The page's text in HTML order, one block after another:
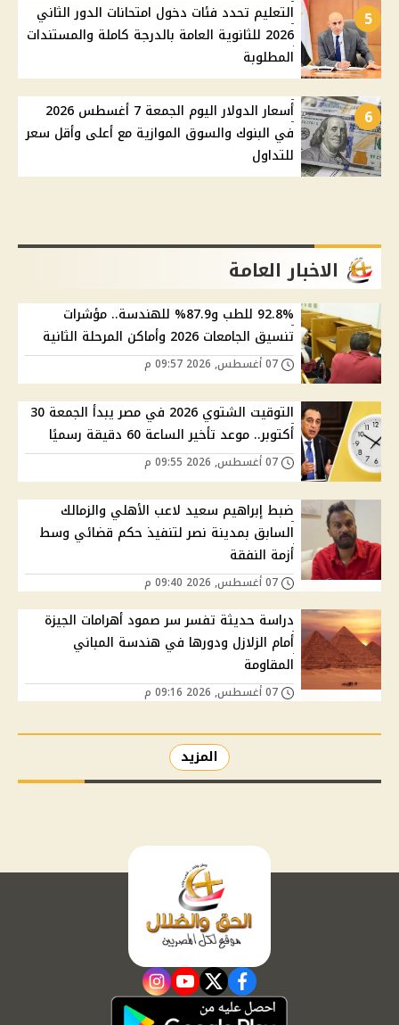
5
التعليم تحدد فئات دخول امتحانات الدور الثاني
2026 للثانوية العامة بالدرجة كاملة والمستندات
المطلوبة
6
أسعار الدولار اليوم الجمعة 7 أغسطس 2026
في البنوك والسوق الموازية مع أعلى وأقل سعر
للتداول
الاخبار العامة
92.8% للطب و87.9% للهندسة.. مؤشرات
تنسيق الجامعات 2026 وأماكن المرحلة الثانية
التوقيت الشتوي 2026 في مصر يبدأ الجمعة 30
أكتوبر.. موعد تأخير الساعة 60 دقيقة رسميًا
ضبط إبراهيم سعيد لاعب الأهلي والزمالك
السابق بمدينة نصر لتنفيذ حكم قضائي وسط
أزمة النفقة
دراسة حديثة تفسر سر صمود أهرامات الجيزة
أمام الزلازل ودورها في هندسة المباني
المقاومة
المزيد
facebook
twitter
youtube
instagram